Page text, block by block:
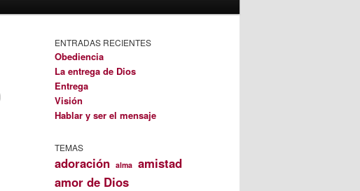
ENTRADAS RECIENTES
Obediencia
La entrega de Dios
Entrega
Visión
Hablar y ser el mensaje
TEMAS
adoración alma amistad
amor de Dios